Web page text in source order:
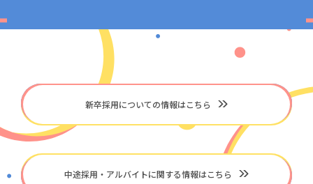
新卒採用についての情報はこちら
中途採用・アルバイトに関する情報はこちら